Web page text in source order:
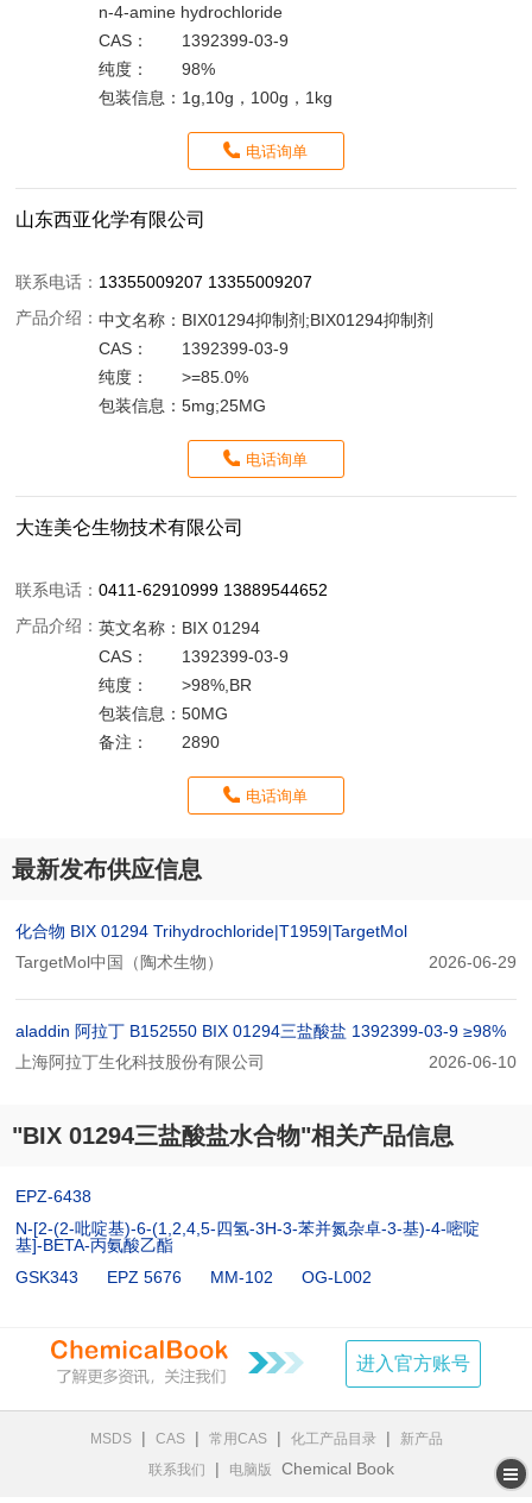
n-4-amine hydrochloride
CAS：
1392399-03-9
纯度：
98%
包装信息： 1g,10g，100g，1kg
电话询单
山东西亚化学有限公司
联系电话： 13355009207 13355009207
产品介绍：中文名称： BIX01294抑制剂;BIX01294抑制剂
CAS：
1392399-03-9
纯度：
>=85.0%
包装信息：5mg;25MG
电话询单
大连美仑生物技术有限公司
联系电话：0411-62910999 13889544652
产品介绍：英文名称： BIX 01294
CAS：
1392399-03-9
纯度：
>98%,BR
包装信息：50MG
备注：
2890
电话询单
最新发布供应信息
化合物 BIX 01294 Trihydrochloride|T1959|TargetMol
TargetMol中国（陶术生物）
2026-06-29
aladdin 阿拉丁 B152550 BIX 01294三盐酸盐 1392399-03-9 ≥98%
上海阿拉丁生化科技股份有限公司
2026-06-10
"BIX 01294三盐酸盐水合物"相关产品信息
EPZ-6438
N-[2-(2-吡啶基)-6-(1,2,4,5-四氢-3H-3-苯并氮杂卓-3-基)-4-嘧啶
基]-BETA-丙氨酸乙酯
GSK343
EPZ 5676 MM-102 OG-L002
进入官方账号
MSDS | CAS | 常用CAS | 化工产品目录 |
新产品
联系我们
| 电脑版 Chemical Book